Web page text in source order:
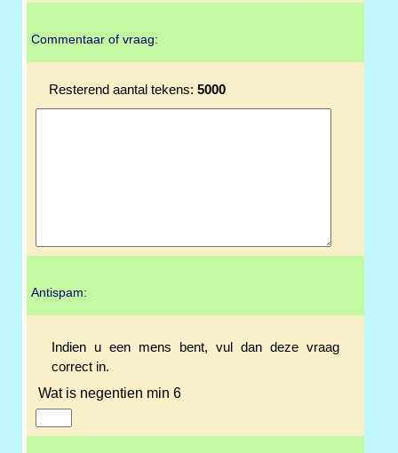
Commentaar of vraag:
Resterend aantal tekens: 5000
Antispam:
Indien u een mens bent, vul dan deze vraag
correct in.
Wat is negentien min 6